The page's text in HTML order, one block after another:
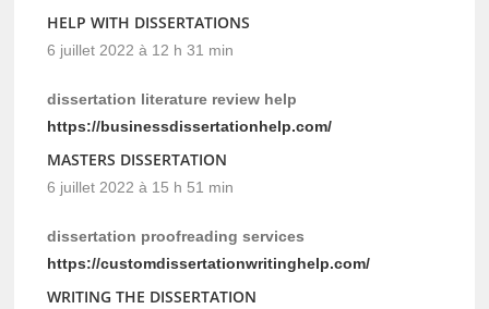
HELP WITH DISSERTATIONS
6 juillet 2022 à 12 h 31 min
dissertation literature review help
https://businessdissertationhelp.com/
MASTERS DISSERTATION
6 juillet 2022 à 15 h 51 min
dissertation proofreading services
https://customdissertationwritinghelp.com/
WRITING THE DISSERTATION